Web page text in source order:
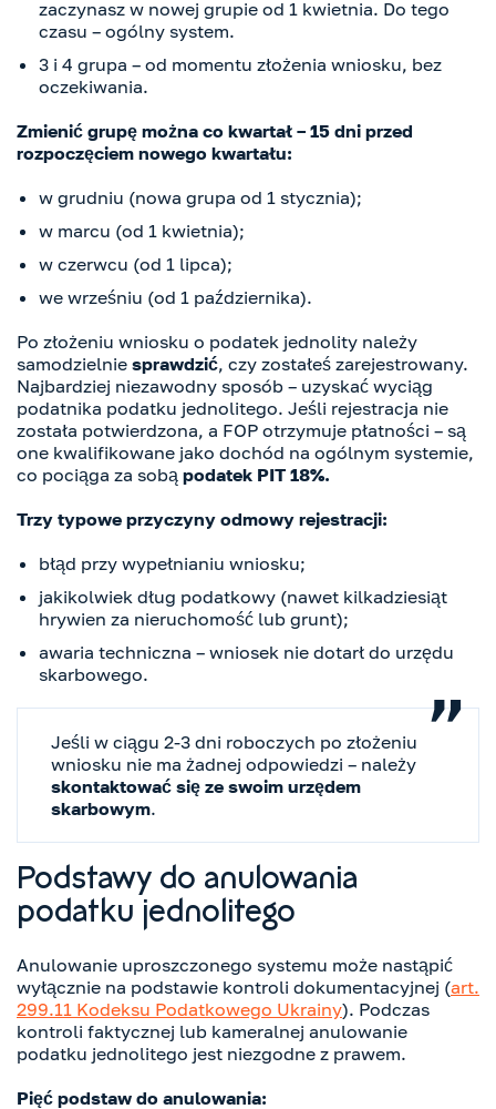
zaczynasz w nowej grupie od 1 kwietnia. Do tego
czasu – ogólny system.
3 i 4 grupa – od momentu złożenia wniosku, bez
oczekiwania.
Zmienić grupę można co kwartał – 15 dni przed
rozpoczęciem nowego kwartału:
w grudniu (nowa grupa od 1 stycznia);
w marcu (od 1 kwietnia);
w czerwcu (od 1 lipca);
we wrześniu (od 1 października).
Po złożeniu wniosku o podatek jednolity należy
samodzielnie sprawdzić, czy zostałeś zarejestrowany.
Najbardziej niezawodny sposób – uzyskać wyciąg
podatnika podatku jednolitego. Jeśli rejestracja nie
została potwierdzona, a FOP otrzymuje płatności – są
one kwalifikowane jako dochód na ogólnym systemie,
co pociąga za sobą podatek PIT 18%.
Trzy typowe przyczyny odmowy rejestracji:
błąd przy wypełnianiu wniosku;
jakikolwiek dług podatkowy (nawet kilkadziesiąt
hrywien za nieruchomość lub grunt);
awaria techniczna – wniosek nie dotarł do urzędu
skarbowego.
Jeśli w ciągu 2-3 dni roboczych po złożeniu
wniosku nie ma żadnej odpowiedzi – należy
skontaktować się ze swoim urzędem
skarbowym.
Podstawy do anulowania
podatku jednolitego
Anulowanie uproszczonego systemu może nastąpić
wyłącznie na podstawie kontroli dokumentacyjnej (art.
299.11 Kodeksu Podatkowego Ukrainy). Podczas
kontroli faktycznej lub kameralnej anulowanie
podatku jednolitego jest niezgodne z prawem.
Pięć podstaw do anulowania: